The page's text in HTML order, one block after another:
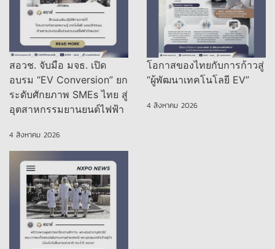
สอวช. จับมือ มจธ. เปิด
อบรม “EV Conversion” ยก
ระดับศักยภาพ SMEs ไทย สู่
อุตสาหกรรมยานยนต์ไฟฟ้า
4 สิงหาคม 2026
โอกาสของไทยกับการก้าวสู่
“ผู้พัฒนาเทคโนโลยี EV”
4 สิงหาคม 2026